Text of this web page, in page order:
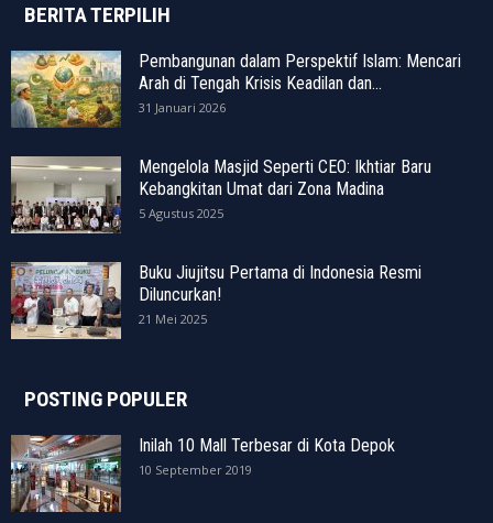
BERITA TERPILIH
Pembangunan dalam Perspektif Islam: Mencari
Arah di Tengah Krisis Keadilan dan...
31 Januari 2026
Mengelola Masjid Seperti CEO: Ikhtiar Baru
Kebangkitan Umat dari Zona Madina
5 Agustus 2025
Buku Jiujitsu Pertama di Indonesia Resmi
Diluncurkan!
21 Mei 2025
POSTING POPULER
Inilah 10 Mall Terbesar di Kota Depok
10 September 2019